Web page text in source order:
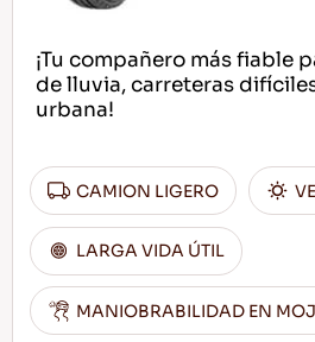
¡Tu compañero más fiable
de lluvia, carreteras
urbana!
CAMION LIGERO
LARGA VIDA ÚTIL
MANIOBRABILIDAD EN